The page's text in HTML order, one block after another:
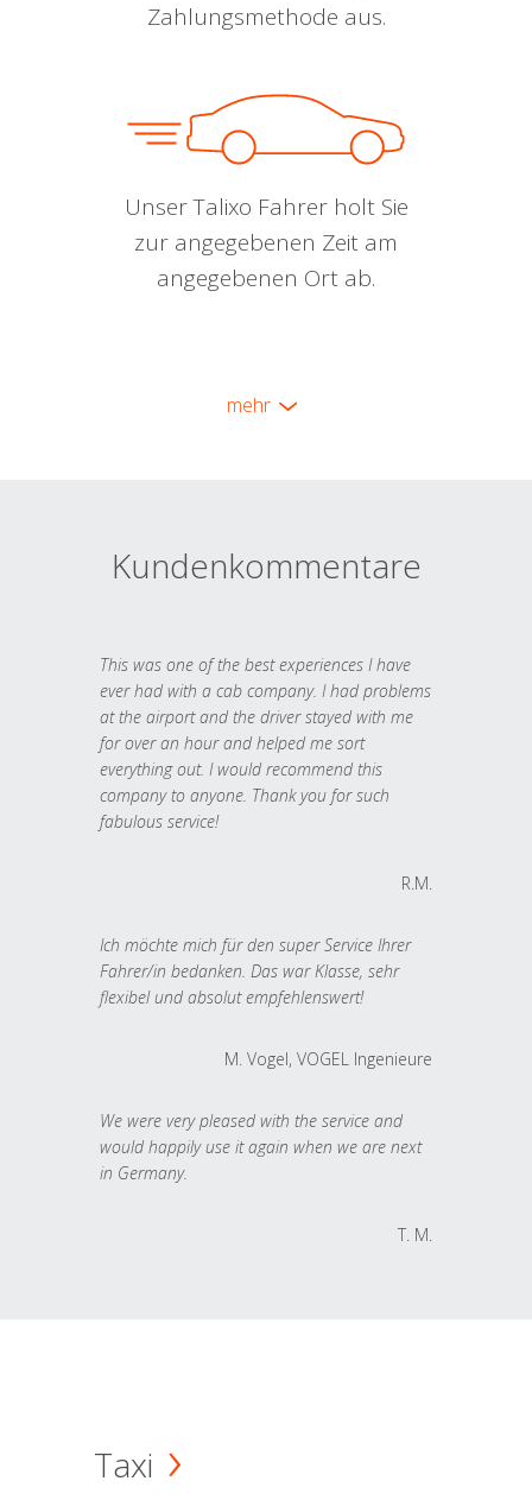
Zahlungsmethode aus.
Unser Talixo Fahrer holt Sie
zur angegebenen Zeit am
angegebenen Ort ab.
mehr
Kundenkommentare
This was one of the best experiences I have
ever had with a cab company. I had problems
at the airport and the driver stayed with me
for over an hour and helped me sort
everything out. I would recommend this
company to anyone. Thank you for such
fabulous service!
R.M.
Ich möchte mich für den super Service Ihrer
Fahrer/in bedanken. Das war Klasse, sehr
flexibel und absolut empfehlenswert!
M. Vogel, VOGEL Ingenieure
We were very pleased with the service and
would happily use it again when we are next
in Germany.
T. M.
Taxi